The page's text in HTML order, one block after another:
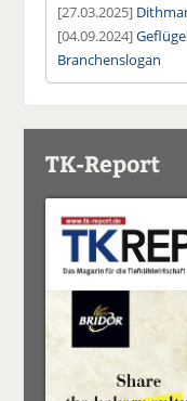
[27.03.2025]
[04.09.2024]
Branchenslogan
TK-Report